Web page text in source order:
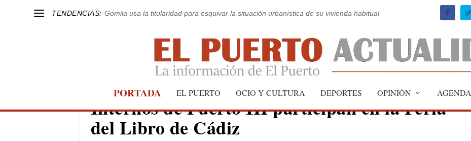
TENDENCIAS: Gomila usa la titularidad para esquivar la situación urbanística de su vivienda habitual
PORTADA EL PUERTO OCIO Y CULTURA DEPORTES OPINIÓN AGENDA
EL PUERTO
Internos de Puerto III participan en la Feria
del Libro de Cádiz